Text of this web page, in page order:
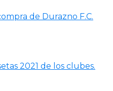
de Durazno F.C.
2021 de los clubes.